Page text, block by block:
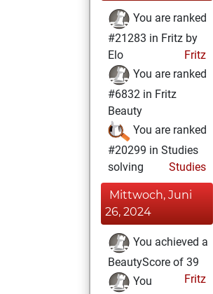
You are ranked
#21283 in Fritz by
Elo
Fritz
You are ranked
#6832 in Fritz
Beauty
You are ranked
#20299 in Studies
solving
Studies
Mittwoch, Juni
26, 2024
You achieved a
BeautyScore of 39
Fritz
You